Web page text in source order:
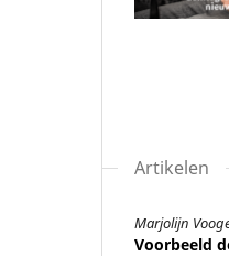
Artikelen
Marjolijn
Voorbeeld